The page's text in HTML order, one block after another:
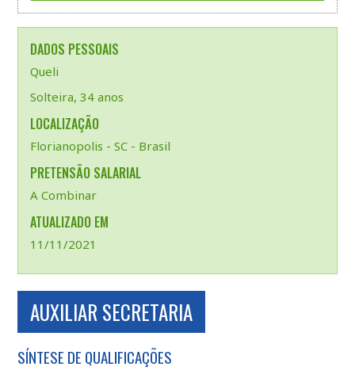
DADOS PESSOAIS
Queli
Solteira, 34 anos
LOCALIZAÇÃO
Florianopolis - SC - Brasil
PRETENSÃO SALARIAL
A Combinar
ATUALIZADO EM
11/11/2021
AUXILIAR SECRETARIA
SÍNTESE DE QUALIFICAÇÕES